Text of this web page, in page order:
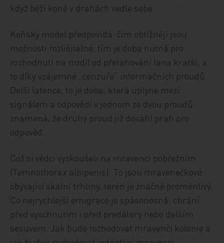
když běží koně v drahách vedle sebe.
Koňský model předpovídá: čím obtížněji jsou
možnosti rozlišitelné, tím je doba nutná pro
rozhodnutí na rozdíl od přetahování lana kratší, a
to díky vzájemné „cenzuře“ informačních proudů.
Delší latence, to je doba, která uplyne mezi
signálem a odpovědí v jednom ze dvou proudů,
znamená, že druhý proud již dosáhl práh pro
odpověď.
Což si vědci vyzkoušeli na mravenci pobřežním
(Temnothorax albipenis). To jsou mravenečkové
obývající skalní trhliny, terén je značně proměnlivý.
Co nejrychlejší emigrace je spásonosná, chrání
před vyschnutím i před predátory nebo dalším
sesuvem. Jak bude rozhodovat mravenčí kolonie a